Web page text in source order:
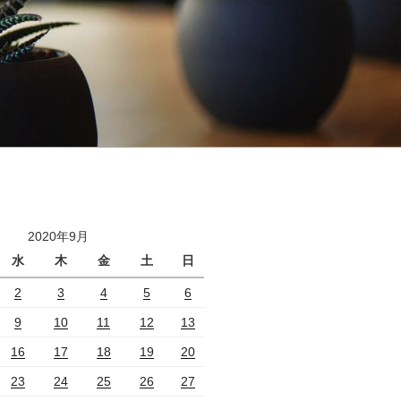
2020年9月
水
木 金 土 日
2 3 4 5 6
9 10 11 12 13
16 17 18 19 20
23 24 25 26 27